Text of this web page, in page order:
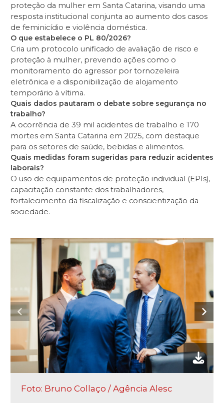
proteção da mulher em Santa Catarina, visando uma
resposta institucional conjunta ao aumento dos casos
de feminicídio e violência doméstica.
O que estabelece o PL 80/2026?
Cria um protocolo unificado de avaliação de risco e
proteção à mulher, prevendo ações como o
monitoramento do agressor por tornozeleira
eletrônica e a disponibilização de alojamento
temporário à vítima.
Quais dados pautaram o debate sobre segurança no
trabalho?
A ocorrência de 39 mil acidentes de trabalho e 170
mortes em Santa Catarina em 2025, com destaque
para os setores de saúde, bebidas e alimentos.
Quais medidas foram sugeridas para reduzir acidentes
laborais?
O uso de equipamentos de proteção individual (EPIs),
capacitação constante dos trabalhadores,
fortalecimento da fiscalização e conscientização da
sociedade.
Foto: Bruno Collaço / Agência Alesc